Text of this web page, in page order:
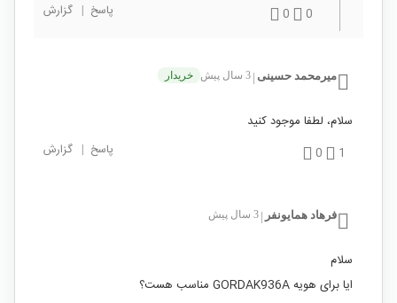
0
0 پاسخ | گزارش
میرمحمد حسینی 3 سال پیش خریدار
سلام، لطفا موجود کنید
1
0 پاسخ | گزارش
فرهاد همایونفر 3 سال پیش
سلام
ایا برای هویه GORDAK936A مناسب هست؟